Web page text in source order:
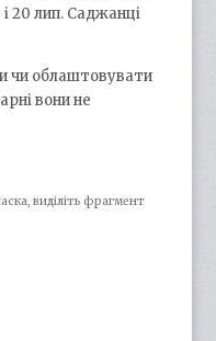
20 лип. Саджанці
чи облаштовувати
вони не
виділіть фрагмент